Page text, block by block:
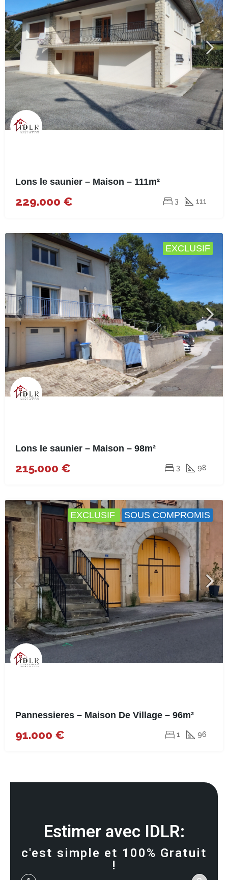
Lons le saunier – Maison – 111m²
229.000 € 3 111
EXCLUSIF
Lons le saunier – Maison – 98m²
215.000 € 3 98
EXCLUSIF SOUS COMPROMIS
Pannessieres – Maison De Village – 96m²
91.000 € 1 96
Estimer avec IDLR:
c'est simple et 100% Gratuit
!